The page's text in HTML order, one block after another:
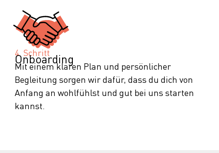
4. Schritt
Onboarding
Mit einem klaren Plan und persönlicher
Begleitung sorgen wir dafür, dass du dich von
Anfang an wohlfühlst und gut bei uns starten
kannst.